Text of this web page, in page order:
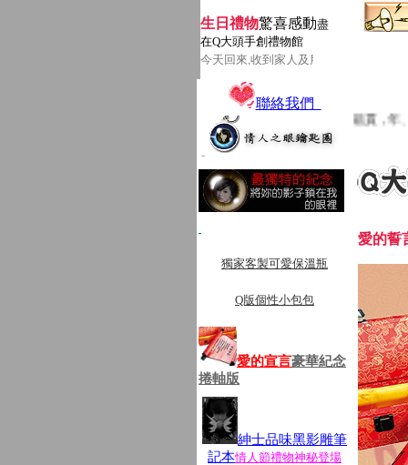
生日禮物驚喜感動盡
在Q大頭手創禮物館
今天回來,收到家人及朋友送的生日人
聯絡我們
獨家客製可愛保溫瓶
Q版個性小包包
愛的宣言豪華紀念
捲軸版
紳士品味黑影雕筆
記本情人節禮物神秘登場
內容都是統一，必須要有新郎及新娘出生年、月、日、籍貫，年、月、日
愛的誓